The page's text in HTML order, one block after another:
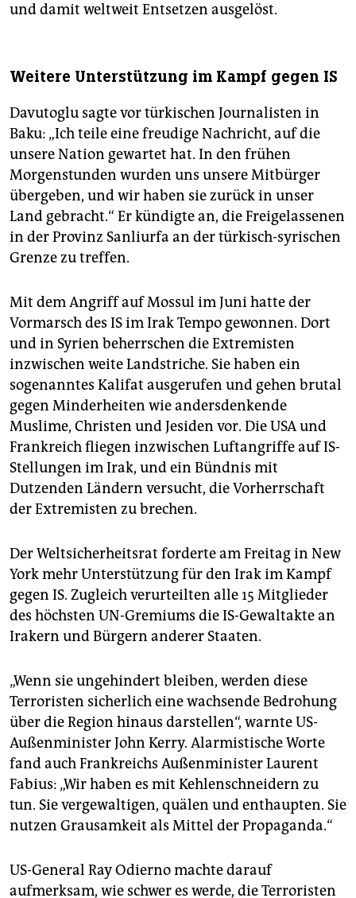
und damit weltweit Entsetzen ausgelöst.
Weitere Unterstützung im Kampf gegen IS
Davutoglu sagte vor türkischen Journalisten in
Baku: „Ich teile eine freudige Nachricht, auf die
unsere Nation gewartet hat. In den frühen
Morgenstunden wurden uns unsere Mitbürger
übergeben, und wir haben sie zurück in unser
Land gebracht.“ Er kündigte an, die Freigelassenen
in der Provinz Sanliurfa an der türkisch-syrischen
Grenze zu treffen.
Mit dem Angriff auf Mossul im Juni hatte der
Vormarsch des IS im Irak Tempo gewonnen. Dort
und in Syrien beherrschen die Extremisten
inzwischen weite Landstriche. Sie haben ein
sogenanntes Kalifat ausgerufen und gehen brutal
gegen Minderheiten wie andersdenkende
Muslime, Christen und Jesiden vor. Die USA und
Frankreich fliegen inzwischen Luftangriffe auf IS-
Stellungen im Irak, und ein Bündnis mit
Dutzenden Ländern versucht, die Vorherrschaft
der Extremisten zu brechen.
Der Weltsicherheitsrat forderte am Freitag in New
York mehr Unterstützung für den Irak im Kampf
gegen IS. Zugleich verurteilten alle 15 Mitglieder
des höchsten UN-Gremiums die IS-Gewaltakte an
Irakern und Bürgern anderer Staaten.
„Wenn sie ungehindert bleiben, werden diese
Terroristen sicherlich eine wachsende Bedrohung
über die Region hinaus darstellen“, warnte US-
Außenminister John Kerry. Alarmistische Worte
fand auch Frankreichs Außenminister Laurent
Fabius: „Wir haben es mit Kehlenschneidern zu
tun. Sie vergewaltigen, quälen und enthaupten. Sie
nutzen Grausamkeit als Mittel der Propaganda.“
US-General Ray Odierno machte darauf
aufmerksam, wie schwer es werde, die Terroristen